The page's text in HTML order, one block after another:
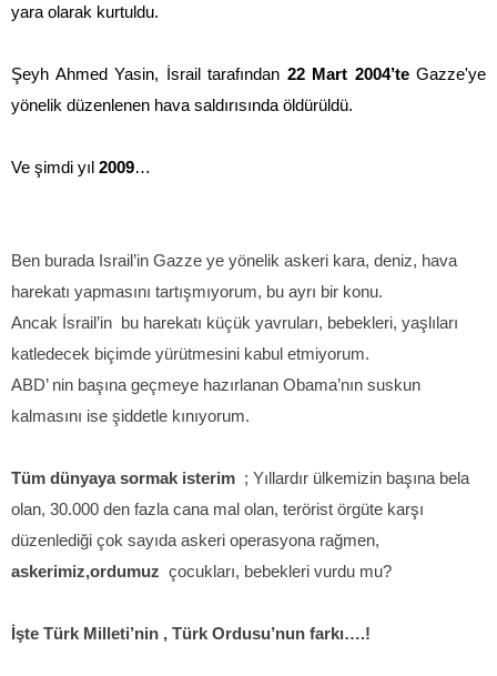
yara olarak kurtuldu.
Şeyh Ahmed Yasin, İsrail tarafından 22 Mart 2004’teGazze'ye
yönelik düzenlenen hava saldırısında öldürüldü.
Ve şimdi yıl 2009…
Ben burada Israil’in Gazze ye yönelik askeri kara, deniz, hava
harekatı yapmasını tartışmıyorum, bu ayrı bir konu.
Ancak İsrail’in
bu harekatı küçük yavruları, bebekleri, yaşlıları
katledecek biçimde yürütmesini kabul etmiyorum.
ABD’ nin başına geçmeye hazırlanan Obama’nın suskun
kalmasını ise şiddetle kınıyorum.
Tüm dünyaya sormak isterim ; Yıllardır ülkemizin başına bela
olan, 30.000 den fazla cana mal olan, terörist örgüte karşı
düzenlediği çok sayıda askeri operasyona rağmen,
askerimiz,ordumuz çocukları, bebekleri vurdu mu?
İşte Türk Milleti’nin , Türk Ordusu’nun farkı….!